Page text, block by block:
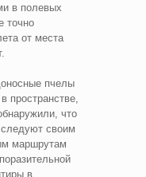
в полевых
точно
от места
пчелы
пространстве,
что
своим
маршрутам
в